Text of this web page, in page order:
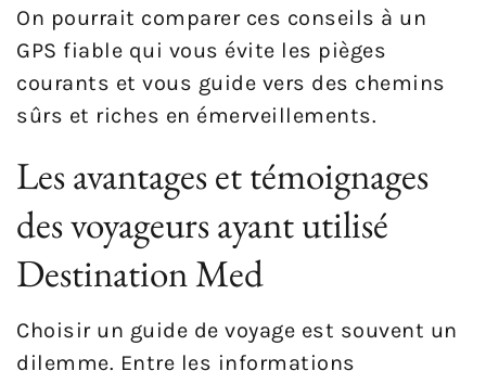
On pourrait comparer ces conseils à un
GPS fiable qui vous évite les pièges
courants et vous guide vers des chemins
sûrs et riches en émerveillements.
Les avantages et témoignages
des voyageurs ayant utilisé
Destination Med
Choisir un guide de voyage est souvent un
dilemme. Entre les informations